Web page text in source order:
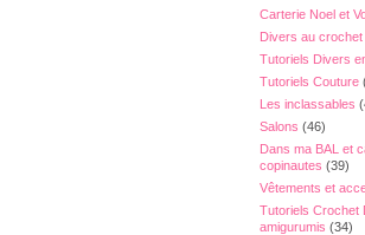
Carterie Noel et
Divers au crochet
Tutoriels Divers
Tutoriels Couture
Les inclassables
Salons (46)
Dans ma BAL et
copinautes (39)
Vêtements et
Tutoriels Crochet
amigurumis (34)